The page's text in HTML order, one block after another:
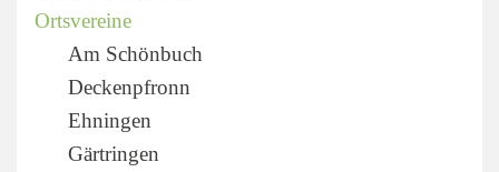
Ortsvereine
Am Schönbuch
Deckenpfronn
Ehningen
Gärtringen